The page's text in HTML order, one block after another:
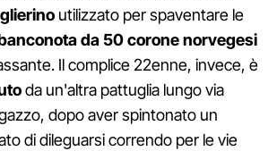
utilizzato per spaventare le
da 50 corone norvegesi
Il complice 22enne, invece, è
da un'altra pattuglia lungo via
dopo aver spintonato un
di dileguarsi correndo per le vie